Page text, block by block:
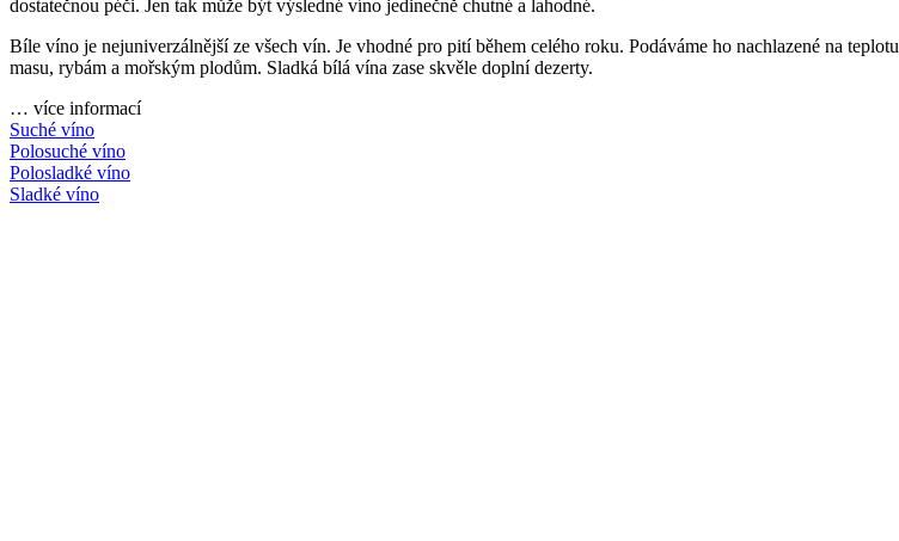
dostatečnou péči. Jen tak může být výsledné víno jedinečně chutné a lahodné.
Bíle víno je nejuniverzálnější ze všech vín. Je vhodné pro pití během celého roku. Podáváme ho nachlazené na teplotu
masu, rybám a mořským plodům. Sladká bílá vína zase skvěle doplní dezerty.
… více informací
Suché víno
Polosuché víno
Polosladké víno
Sladké víno